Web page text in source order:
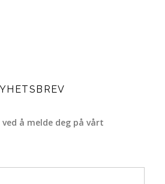
å melde deg på vårt